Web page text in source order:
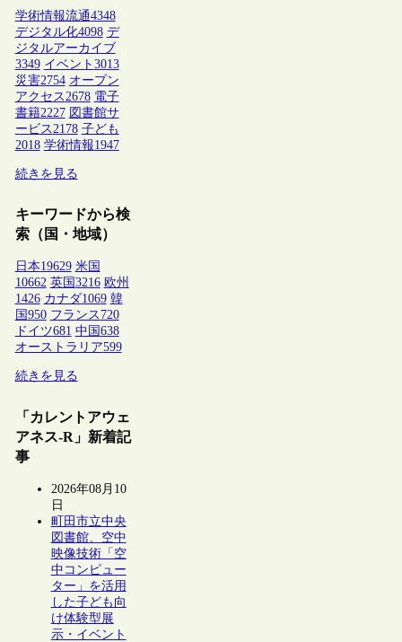
学術情報流通4348
デジタル化4098 デ
ジタルアーカイブ
3349 イベント 3013
災害2754 オープン
アクセス 2678 電子
書籍2227 図書館サ
ービス 2178 子ども
2018 学術情報1947
続きを見る
キーワードから検
索（国・地域）
日本19629 米国
10662 英国 3216 欧州
1426 カナダ1069 韓
国 950 フランス 720
ドイツ681 中国 638
オーストラリア599
続きを見る
「カレントアウェ
アネス-R」新着記
事
2026年08月10
日
町田市立中央
図書館、空中
映像技術「空
中コンピュー
ター」を活用
した子ども向
け体験型展
示・イベント